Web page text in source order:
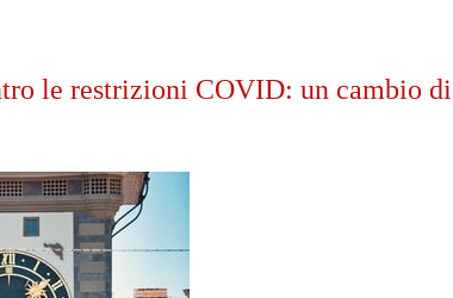
le restrizioni COVID: un cambio di